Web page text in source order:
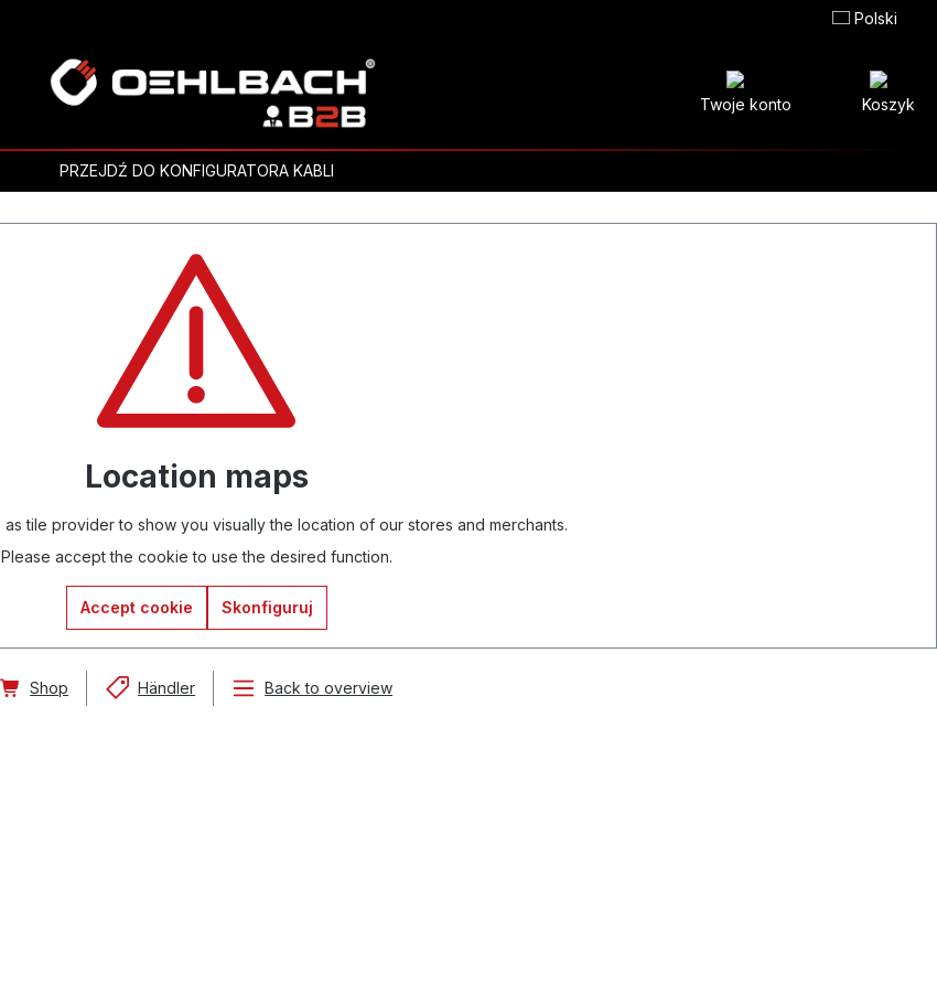
Polski
Twoje konto Koszyk
PRZEJDŹ DO KONFIGURATORA KABLI
Location maps
tile provider to show you visually the location of our stores and merchants.
Please accept the cookie to use the desired function.
Accept cookie Skonfiguruj
Shop Händler Back to overview